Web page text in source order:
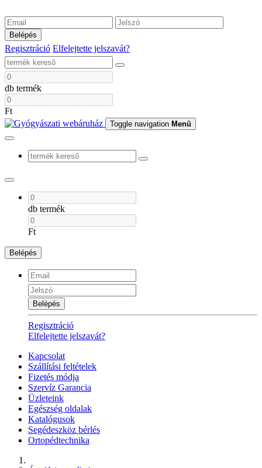
Belépés
Regisztráció Elfelejtette jelszavát?
db termék
Ft
Toggle navigation Menü
db termék
Ft
Belépés
Belépés
Regisztráció
Elfelejtette jelszavát?
Kapcsolat
Szállítási feltételek
Fizetés módja
Szervíz Garancia
Üzleteink
Egészség oldalak
Katalógusok
Segédeszköz bérlés
Ortopédtechnika